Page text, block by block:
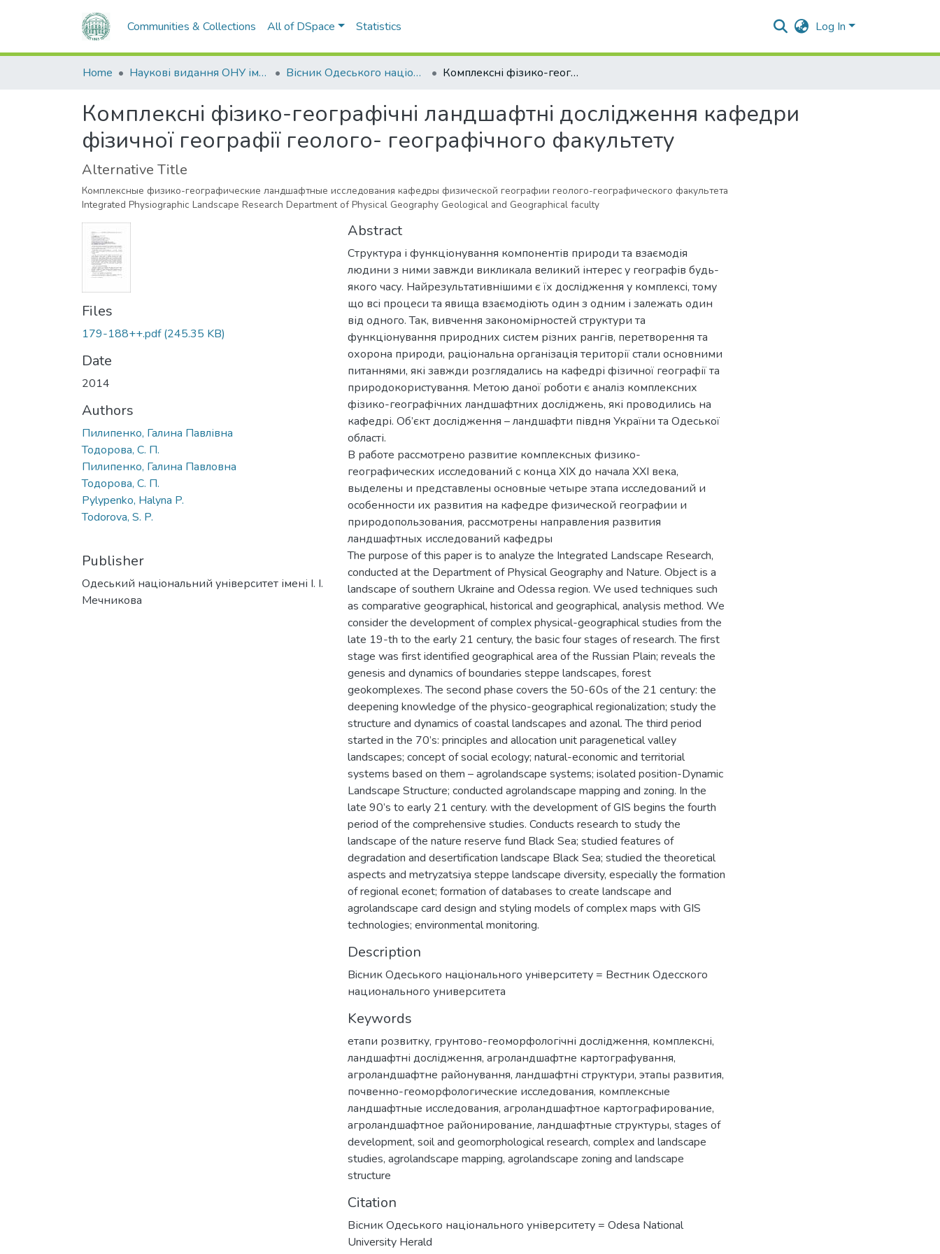
Communities & Collections All of DSpace Statistics Log In
Home Наукові видання ОНУ імені І. І. Мечникова Вісник Одеського національного університету. Географічні та геологічні науки Комплексні фізико-географічні ландшафтні дослідження кафедри фізичної географії геолого- географічного факультету
Комплексні фізико-географічні ландшафтні дослідження кафедри
фізичної географії геолого- географічного факультету
Alternative Title
Комплексные физико-географические ландшафтные исследования кафедры физической географии геолого-географического факультета
Integrated Physiographic Landscape Research Department of Physical Geography Geological and Geographical faculty
Files
179-188++.pdf(245.35 KB)
Date
2014
Authors
Пилипенко, Галина Павлівна
Тодорова, С. П.
Пилипенко, Галина Павловна
Тодорова, С. П.
Pylypenko, Halyna P.
Todorova, S. P.
Publisher
Одеський національний університет імені І. І.
Мечникова
Abstract
Структура і функціонування компонентів природи та взаємодія
людини з ними завжди викликала великий інтерес у географів будь-
якого часу. Найрезультативнішими є їх дослідження у комплексі, тому
що всі процеси та явища взаємодіють один з одним і залежать один
від одного. Так, вивчення закономірностей структури та
функціонування природних систем різних рангів, перетворення та
охорона природи, раціональна організація території стали основними
питаннями, які завжди розглядались на кафедрі фізичної географії та
природокористування. Метою даної роботи є аналіз комплексних
фізико-географічних ландшафтних досліджень, які проводились на
кафедрі. Об’єкт дослідження – ландшафти півдня України та Одеської
області.
В работе рассмотрено развитие комплексных физико-
географических исследований с конца XIX до начала XXI века,
выделены и представлены основные четыре этапа исследований и
особенности их развития на кафедре физической географии и
природопользования, рассмотрены направления развития
ландшафтных исследований кафедры
The purpose of this paper is to analyze the Integrated Landscape Research,
conducted at the Department of Physical Geography and Nature. Object is a
landscape of southern Ukraine and Odessa region. We used techniques such
as comparative geographical, historical and geographical, analysis method. We
consider the development of complex physical-geographical studies from the
late 19-th to the early 21 century, the basic four stages of research. The first
stage was first identified geographical area of the Russian Plain; reveals the
genesis and dynamics of boundaries steppe landscapes, forest
geokomplexes. The second phase covers the 50-60s of the 21 century: the
deepening knowledge of the physico-geographical regionalization; study the
structure and dynamics of coastal landscapes and azonal. The third period
started in the 70’s: principles and allocation unit paragenetical valley
landscapes; concept of social ecology; natural-economic and territorial
systems based on them – agrolandscape systems; isolated position-Dynamic
Landscape Structure; conducted agrolandscape mapping and zoning. In the
late 90’s to early 21 century. with the development of GIS begins the fourth
period of the comprehensive studies. Conducts research to study the
landscape of the nature reserve fund Black Sea; studied features of
degradation and desertification landscape Black Sea; studied the theoretical
aspects and metryzatsiya steppe landscape diversity, especially the formation
of regional econet; formation of databases to create landscape and
agrolandscape card design and styling models of complex maps with GIS
technologies; environmental monitoring.
Description
Вiсник Одеського нацiонального унiверситету = Вестник Одесского
национального университета
Keywords
етапи розвитку, грунтово-геоморфологічні дослідження, комплексні,
ландшафтні дослідження, агроландшафтне картографування,
агроландшафтне районування, ландшафтні структури, этапы развития,
почвенно-геоморфологические исследования, комплексные
ландшафтные исследования, агроландшафтное картографирование,
агроландшафтное районирование, ландшафтные структуры, stages of
development, soil and geomorphological research, complex and landscape
studies, agrolandscape mapping, agrolandscape zoning and landscape
structure
Citation
Вісник Одеського національного університету = Odesa National
University Herald